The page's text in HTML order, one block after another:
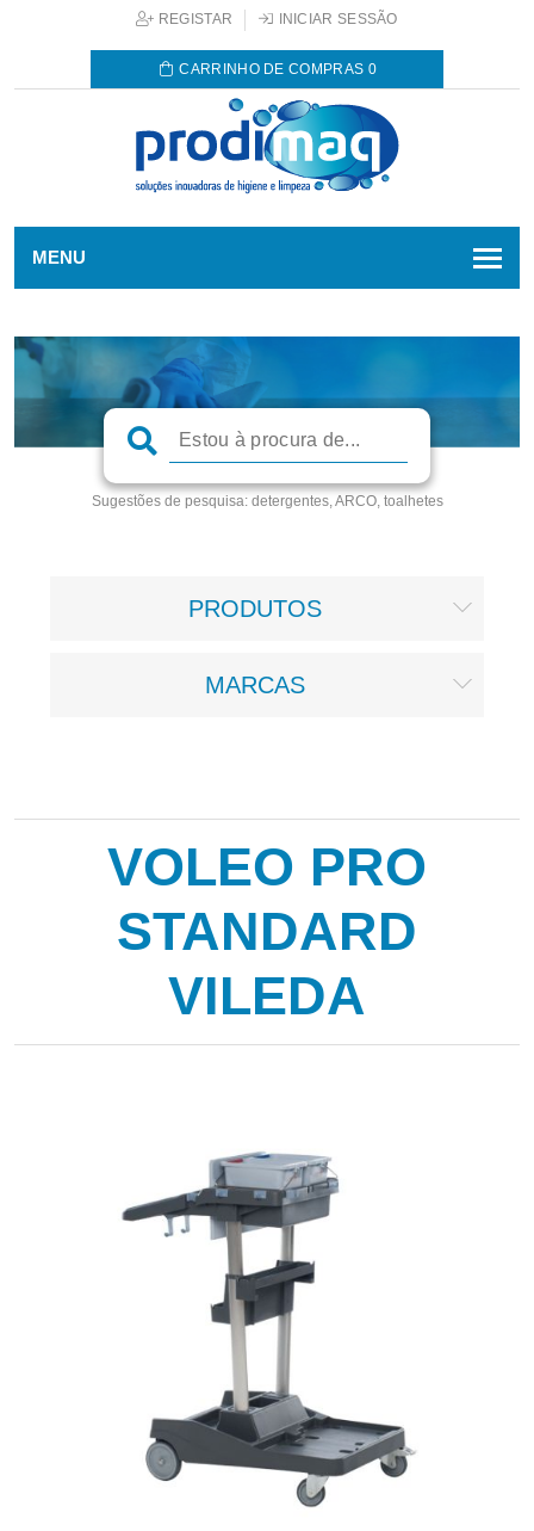
REGISTAR INICIAR SESSÃO
CARRINHO DE COMPRAS 0
MENU
Sugestões de pesquisa:detergentes, ARCO, toalhetes
PRODUTOS
MARCAS
VOLEO PRO
STANDARD
VILEDA